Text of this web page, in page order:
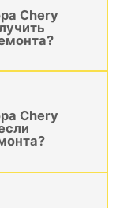
Chery
Chery